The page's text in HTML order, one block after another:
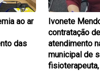
ao ar
das
Ivonete
contratação
atendimento
municipal de